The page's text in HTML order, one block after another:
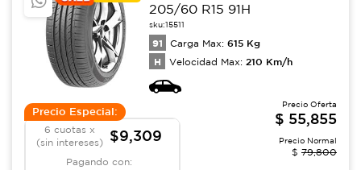
205/60 R15 91H
sku:15511
91 Carga Max: 615 Kg
H Velocidad Max: 210 Km/h
Precio Especial:
6 cuotas x
(sin intereses)
$9,309
Pagando con:
Precio Oferta
$ 55,855
Precio Normal
$ 79,800